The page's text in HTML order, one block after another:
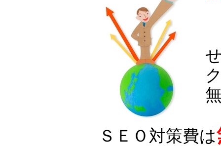
ＳＥＯ対策費は